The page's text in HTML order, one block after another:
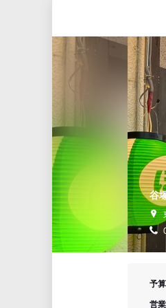
谷
予算
営